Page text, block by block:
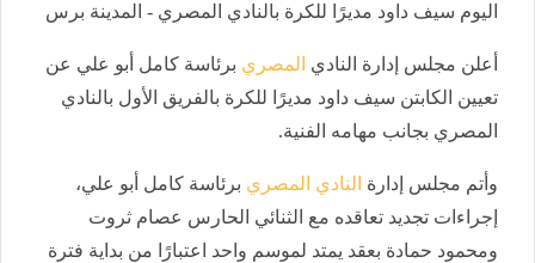
اليوم سيف داود مديرًا للكرة بالنادي المصري - المدينة برس
أعلن مجلس إدارة النادي المصري برئاسة كامل أبو علي عن
تعيين الكابتن سيف داود مديرًا للكرة بالفريق الأول بالنادي
المصري بجانب مهامه الفنية.
وأتم مجلس إدارة النادي المصري برئاسة كامل أبو علي،
إجراءات تجديد تعاقده مع الثنائي الحارس عصام ثروت
ومحمود حمادة بعقد يمتد لموسم واحد اعتبارًا من بداية فترة